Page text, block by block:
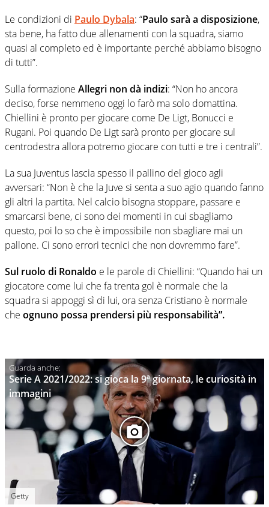
Le condizioni di Paulo Dybala: “Paulo sarà a disposizione,
sta bene, ha fatto due allenamenti con la squadra, siamo
quasi al completo ed è importante perché abbiamo bisogno
di tutti”.
Sulla formazione Allegri non dà indizi: “Non ho ancora
deciso, forse nemmeno oggi lo farò ma solo domattina.
Chiellini è pronto per giocare come De Ligt, Bonucci e
Rugani. Poi quando De Ligt sarà pronto per giocare sul
centrodestra allora potremo giocare con tutti e tre i centrali”.
La sua Juventus lascia spesso il pallino del gioco agli
avversari: “Non è che la Juve si senta a suo agio quando fanno
gli altri la partita. Nel calcio bisogna stoppare, passare e
smarcarsi bene, ci sono dei momenti in cui sbagliamo
questo, poi lo so che è impossibile non sbagliare mai un
pallone. Ci sono errori tecnici che non dovremmo fare”.
Sul ruolo di Ronaldo e le parole di Chiellini: “Quando hai un
giocatore come lui che fa trenta gol è normale che la
squadra si appoggi sì di lui, ora senza Cristiano è normale
che ognuno possa prendersi più responsabilità”.
Serie A 2021/2022: si gioca la 9ª giornata, le curiosità in
immagini
Getty